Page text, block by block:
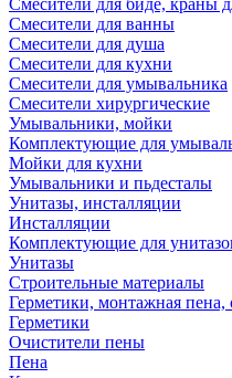
Смесители для биде, краны
Смесители для ванны
Смесители для душа
Смесители для кухни
Смесители для умывальника
Смесители хирургические
Умывальники, мойки
Комплектующие для
Мойки для кухни
Умывальники и пьдесталы
Унитазы, инсталляции
Инсталляции
Комплектующие для
Унитазы
Строительные материалы
Герметики, монтажная пена,
Герметики
Очистители пены
Пена